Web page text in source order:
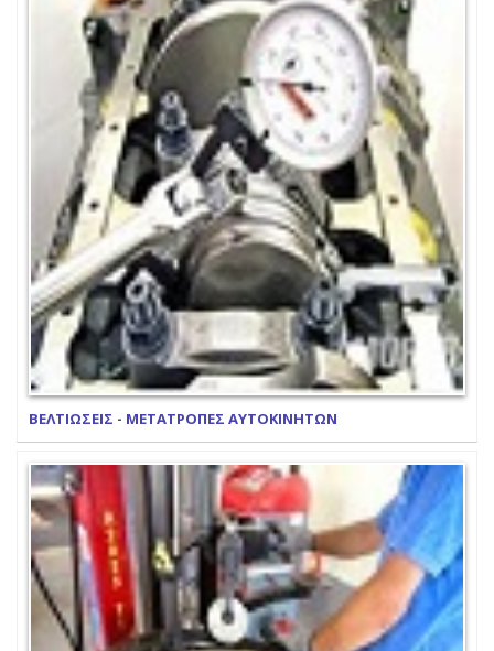
ΒΕΛΤΙΩΣΕΙΣ - ΜΕΤΑΤΡΟΠΕΣ ΑΥΤΟΚΙΝΗΤΩΝ